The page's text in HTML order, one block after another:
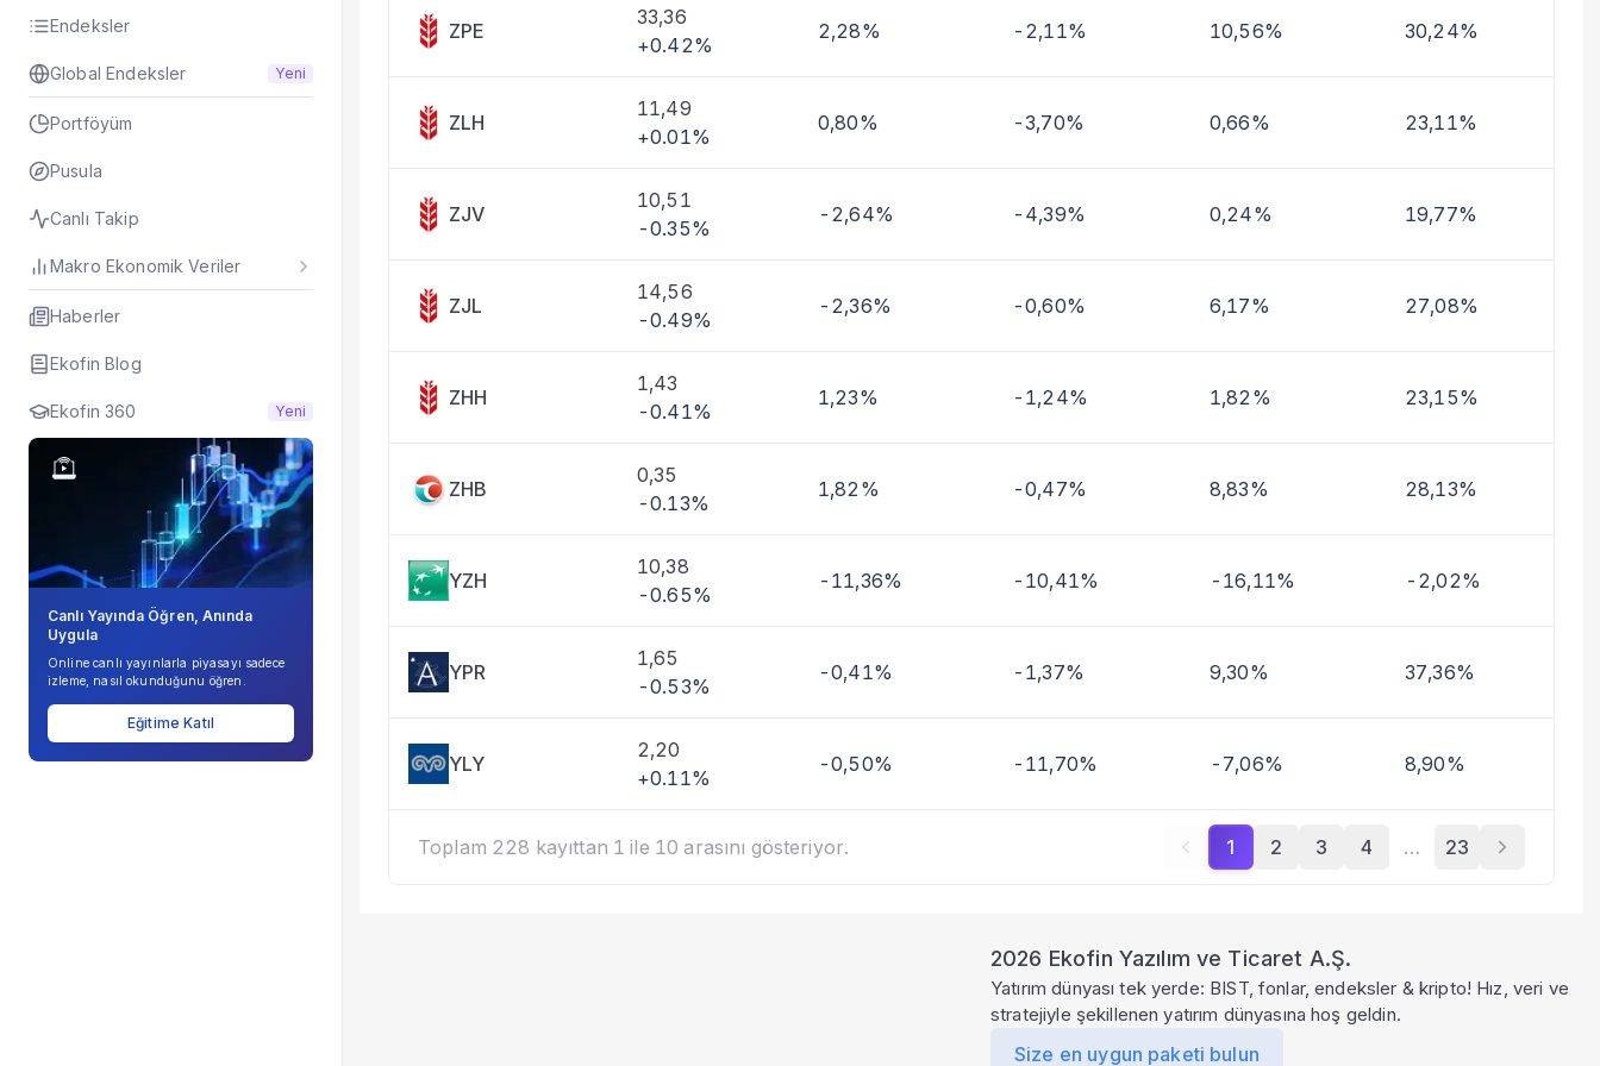
Endeksler
Global Endeksler Yeni
Portföyüm
Pusula
Canlı Takip
Makro Ekonomik Veriler
Haberler
Ekofin Blog
Ekofin 360 Yeni
Canlı Yayında Öğren, Anında
Uygula
Online canlı yayınlarla piyasayı sadece
izleme, nasıl okunduğunu öğren.
Eğitime Katıl
Taşınan Fonlar
Fiyat Endeks Değişimi
ZPE
33,36
+0.42%
2,28% -2,11% 10,56% 30,24%
ZLH
11,49
+0.01%
0,80% -3,70% 0,66% 23,11%
ZJV
10,51
-0.35%
-2,64% -4,39% 0,24% 19,77%
ZJL
14,56
-0.49%
-2,36% -0,60% 6,17% 27,08%
ZHH
1,43
-0.41%
1,23% -1,24% 1,82% 23,15%
ZHB
0,35
-0.13%
1,82% -0,47% 8,83% 28,13%
YZH
10,38
-0.65%
-11,36% -10,41% -16,11% -2,02%
YPR
1,65
-0.53%
-0,41% -1,37% 9,30% 37,36%
YLY
2,20
+0.11%
-0,50% -11,70% -7,06% 8,90%
Toplam 228 kayıttan 1 ile 10 arasını gösteriyor. 1 2 3 4 … 23
2026 Ekofin Yazılım ve Ticaret A.Ş.
Yatırım dünyası tek yerde: BIST, fonlar, endeksler & kripto! Hız, veri ve
stratejiyle şekillenen yatırım dünyasına hoş geldin.
Size en uygun paketi bulun